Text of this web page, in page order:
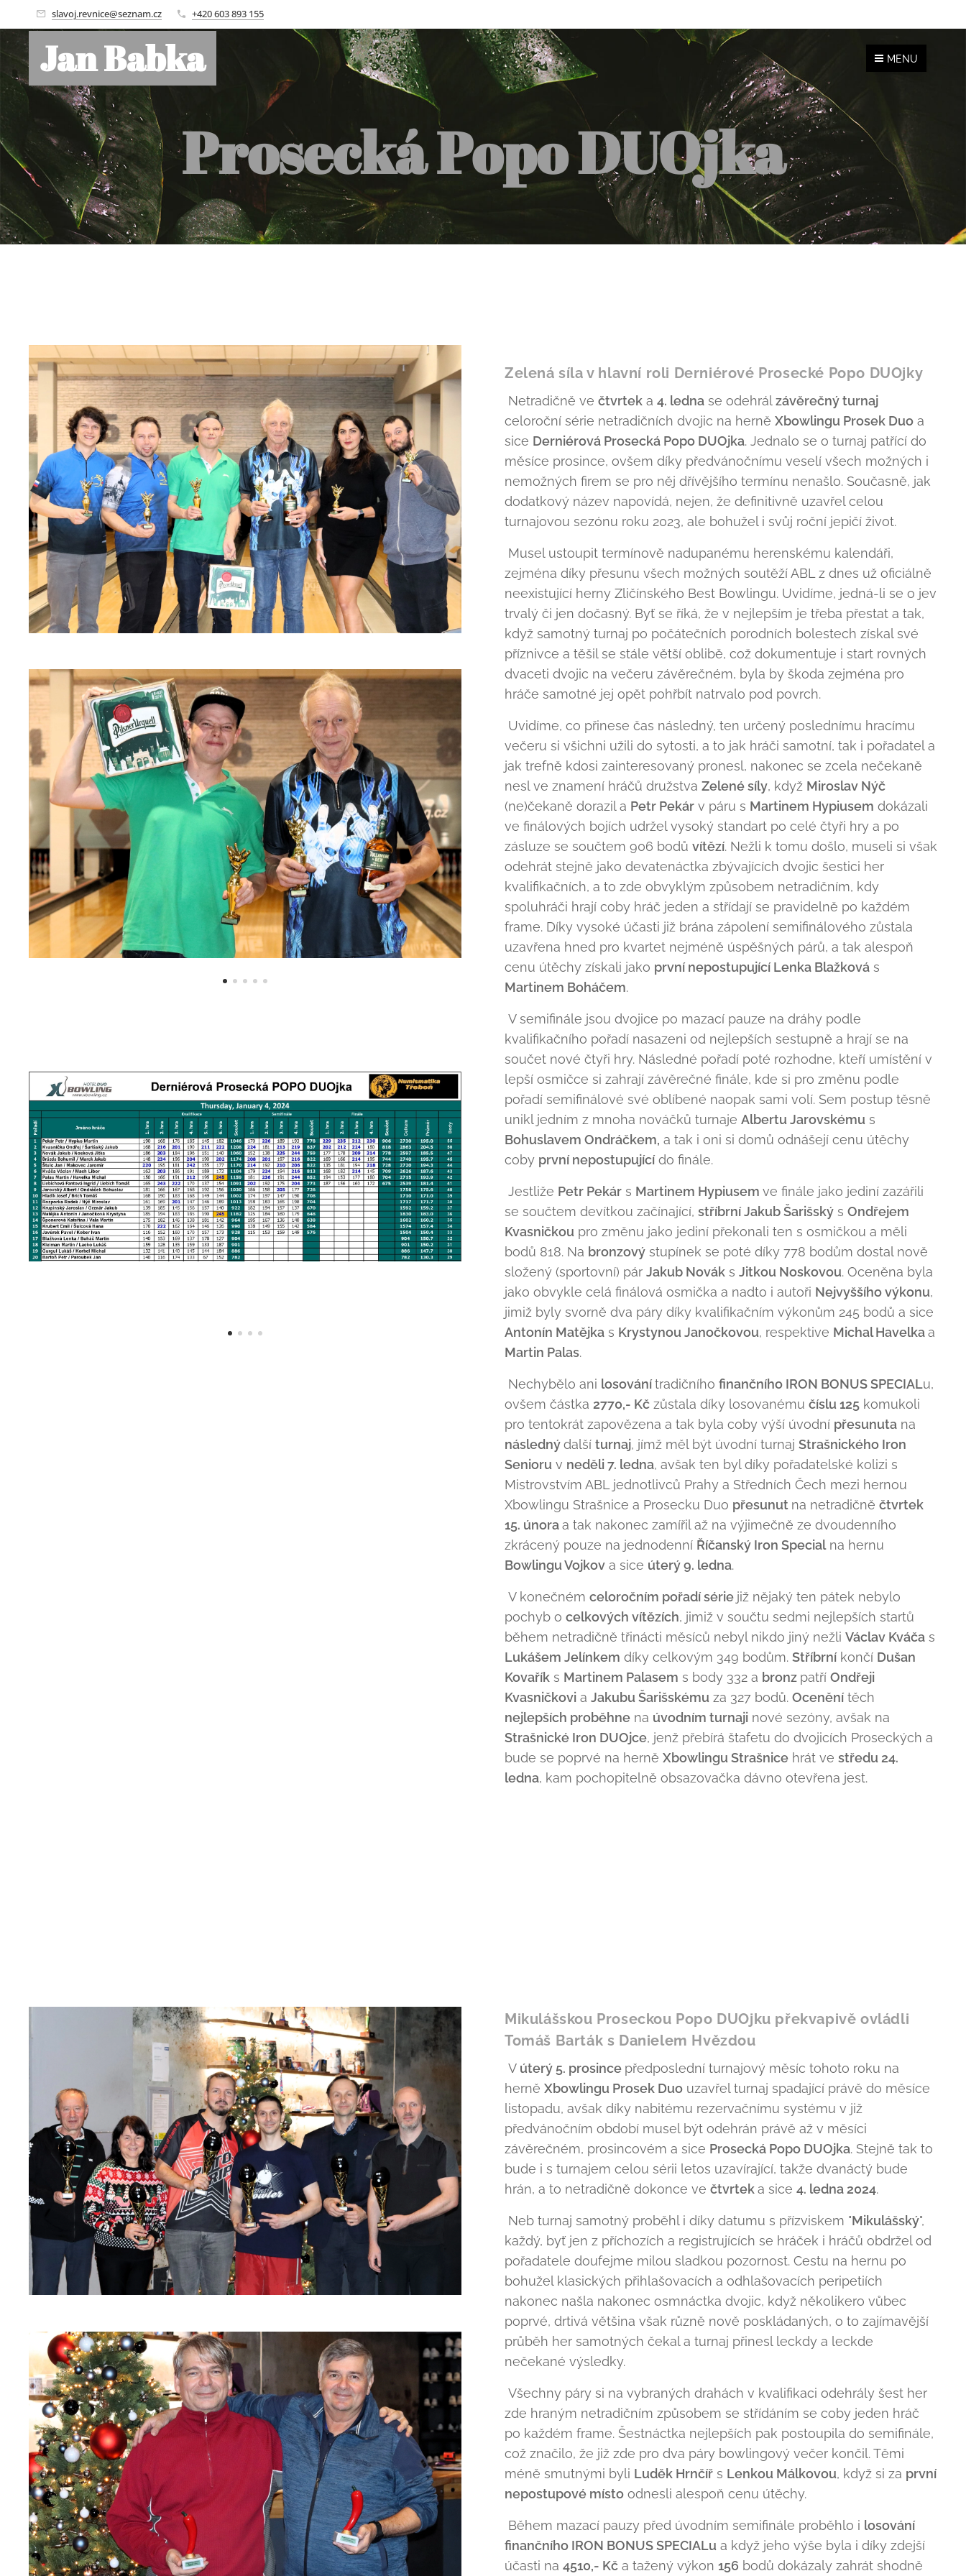
slavoj.revnice@seznam.cz +420 603 893 155
Jan Babka MENU
Prosecká Popo DUOjka
Zelená síla v hlavní roli Derniérové Prosecké Popo DUOjky
Netradičně ve čtvrtek a 4. ledna se odehrálzávěrečný turnaj
celoroční série netradičních dvojic na herně Xbowlingu Prosek Duo a
sice Derniérová Prosecká Popo DUOjka. Jednalo se o turnaj patřící do
měsíce prosince, ovšem díky předvánočnímu veselí všech možných i
nemožných firem se pro něj dřívějšího termínu nenašlo. Současně, jak
dodatkový název napovídá, nejen, že definitivně uzavřel celou
turnajovou sezónu roku 2023, ale bohužel i svůj roční jepičí život.
Musel ustoupit termínově nadupanému herenskému kalendáři,
zejména díky přesunu všech možných soutěží ABL z dnes už oficiálně
neexistující herny Zličínského Best Bowlingu. Uvidíme, jedná-li se o jev
trvalý či jen dočasný. Byť se říká, že v nejlepším je třeba přestat a tak,
když samotný turnaj po počátečních porodních bolestech získal své
příznivce a těšil se stále větší oblibě, což dokumentuje i start rovných
dvaceti dvojic na večeru závěrečném, byla by škoda zejména pro
hráče samotné jej opět pohřbít natrvalo pod povrch.
Uvidíme, co přinese čas následný, ten určený poslednímu hracímu
večeru si všichni užili do sytosti, a to jak hráči samotní, tak i pořadatel a
jak trefně kdosi zainteresovaný pronesl, nakonec se zcela nečekaně
nesl ve znamení hráčů družstva Zelené síly, když Miroslav Nýč
(ne)čekaně dorazil a Petr Pekár v páru s Martinem Hypiusem dokázali
ve finálových bojích udržel vysoký standart po celé čtyři hry a po
zásluze se součtem 906 bodů vítězí. Nežli k tomu došlo, museli si však
odehrát stejně jako devatenáctka zbývajících dvojic šestici her
kvalifikačních, a to zde obvyklým způsobem netradičním, kdy
spoluhráči hrají coby hráč jeden a střídají se pravidelně po každém
frame. Díky vysoké účasti již brána zápolení semifinálového zůstala
uzavřena hned pro kvartet nejméně úspěšných párů, a tak alespoň
cenu útěchy získali jako první nepostupující Lenka Blažková s
Martinem Boháčem.
V semifinále jsou dvojice po mazací pauze na dráhy podle
kvalifikačního pořadí nasazeni od nejlepších sestupně a hrají se na
součet nové čtyři hry. Následné pořadí poté rozhodne, kteří umístění v
lepší osmičce si zahrají závěrečné finále, kde si pro změnu podle
pořadí semifinálové své oblíbené naopak sami volí. Sem postup těsně
unikl jedním z mnoha nováčků turnaje Albertu Jarovskému s
Bohuslavem Ondráčkem, a tak i oni si domů odnášejí cenu útěchy
coby první nepostupující do finále.
Jestliže Petr Pekár s Martinem Hypiusem ve finále jako jediní zazářili
se součtem devítkou začínající, stříbrní Jakub Šarišský s Ondřejem
Kvasničkou pro změnu jako jediní překonali ten s osmičkou a měli
bodů 818. Na bronzový stupínek se poté díky 778 bodům dostal nově
složený (sportovní) pár Jakub Novák s Jitkou Noskovou. Oceněna byla
jako obvykle celá finálová osmička a nadto i autoři Nejvyššího výkonu,
jimiž byly svorně dva páry díky kvalifikačním výkonům 245 bodů a sice
Antonín Matějka s Krystynou Janočkovou, respektive Michal Havelkaa
Martin Palas.
Nechybělo ani losovánítradičního finančního IRON BONUS SPECIALu,
ovšem částka 2770,- Kč zůstala díky losovanému číslu 125 komukoli
pro tentokrát zapovězena a tak byla coby výší úvodní přesunuta na
následnýdalší turnaj, jímž měl být úvodní turnaj Strašnického Iron
Senioru v neděli 7. ledna, avšak ten byl díky pořadatelské kolizi s
Mistrovstvím ABL jednotlivců Prahy a Středních Čech mezi hernou
Xbowlingu Strašnice a Prosecku Duo přesunut na netradičně čtvrtek
15. únoraa tak nakonec zamířil až na výjimečně ze dvoudenního
zkrácený pouze na jednodenní Říčanský Iron Specialna hernu
Bowlingu Vojkov a sice úterý 9. ledna.
V konečném celoročním pořadí série již nějaký ten pátek nebylo
pochyb o celkových vítězích, jimiž v součtu sedmi nejlepších startů
během netradičně třinácti měsíců nebyl nikdo jiný nežli Václav Kváča s
Lukášem Jelínkem díky celkovým 349 bodům. Stříbrní končí Dušan
Kovařík s Martinem Palasem s body 332 a bronz patří Ondřeji
Kvasničkovi a Jakubu Šarišskému za 327 bodů. Ocenění těch
nejlepších proběhne na úvodním turnaji nové sezóny, avšak na
Strašnické Iron DUOjce, jenž přebírá štafetu do dvojicích Proseckých a
bude se poprvé na herně Xbowlingu Strašnice hrát ve středu 24.
ledna, kam pochopitelně obsazovačka dávno otevřena jest.
Mikulášskou Proseckou Popo DUOjku překvapivě ovládli
Tomáš Barták s Danielem Hvězdou
V úterý 5. prosince předposlední turnajový měsíc tohoto roku na
herně Xbowlingu Prosek Duo uzavřel turnaj spadající právě do měsíce
listopadu, avšak díky nabitému rezervačnímu systému v již
předvánočním období musel být odehrán právě až v měsíci
závěrečném, prosincovém a sice Prosecká Popo DUOjka. Stejně tak to
bude i s turnajem celou sérii letos uzavírající, takže dvanáctý bude
hrán, a to netradičně dokonce ve čtvrteka sice 4. ledna 2024.
Neb turnaj samotný proběhl i díky datumu s přízviskem "Mikulášský",
každý, byť jen z příchozích a registrujících se hráček i hráčů obdržel od
pořadatele doufejme milou sladkou pozornost. Cestu na hernu po
bohužel klasických přihlašovacích a odhlašovacích peripetiích
nakonec našla nakonec osmnáctka dvojic, když několikero vůbec
poprvé, drtivá většina však různě nově poskládaných, o to zajímavější
průběh her samotných čekal a turnaj přinesl leckdy a leckde
nečekané výsledky.
Všechny páry si na vybraných drahách v kvalifikaci odehrály šest her
zde hraným netradičním způsobem se střídáním se coby jeden hráč
po každém frame. Šestnáctka nejlepších pak postoupila do semifinále,
což značilo, že již zde pro dva páry bowlingový večer končil. Těmi
méně smutnými byli Luděk Hrnčíř s Lenkou Málkovou, když si za první
nepostupové místo odnesli alespoň cenu útěchy.
Během mazací pauzy před úvodním semifinále proběhlo i losování
finančního IRON BONUS SPECIALu a když jeho výše byla i díky zdejší
účasti na 4510,- Kč a tažený výkon 156 bodů dokázaly zahrát shodně